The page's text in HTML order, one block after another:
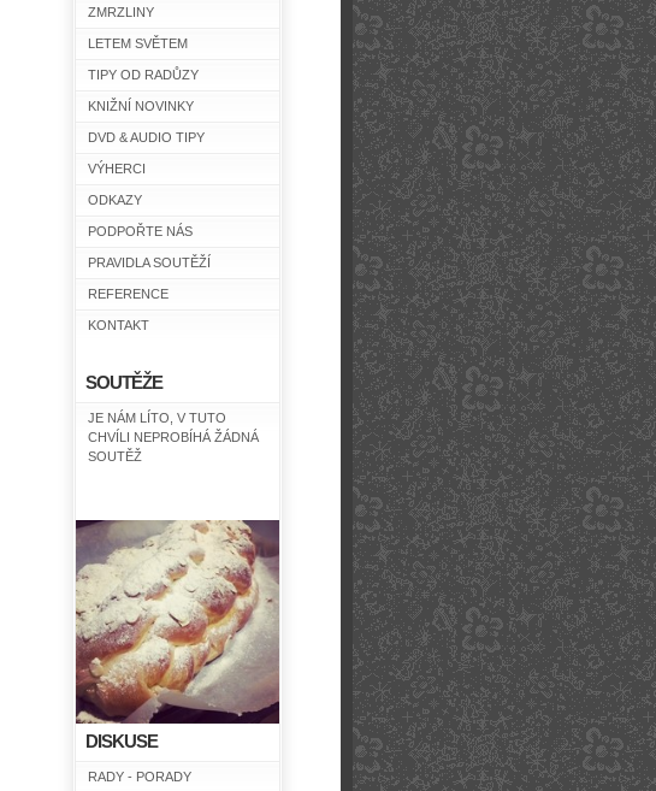
ZMRZLINY
LETEM SVĚTEM
TIPY OD RADŮZY
KNIŽNÍ NOVINKY
DVD & AUDIO TIPY
VÝHERCI
ODKAZY
PODPOŘTE NÁS
PRAVIDLA SOUTĚŽÍ
REFERENCE
KONTAKT
SOUTĚŽE
JE NÁM LÍTO, V TUTO
CHVÍLI NEPROBÍHÁ ŽÁDNÁ
SOUTĚŽ
DISKUSE
RADY - PORADY